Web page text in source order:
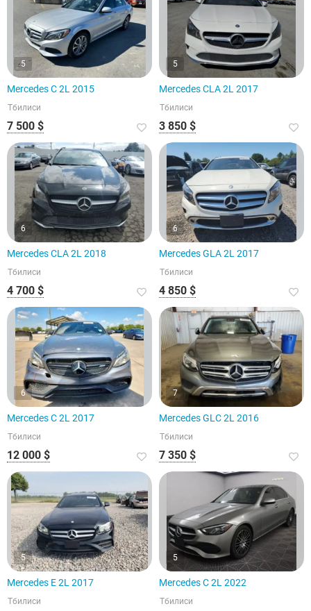
5
Mercedes C 2L 2015
Тбилиси
7 500 $
5
Mercedes CLA 2L 2017
Тбилиси
3 850 $
6
Mercedes CLA 2L 2018
Тбилиси
4 700 $
6
Mercedes GLA 2L 2017
Тбилиси
4 850 $
6
Mercedes C 2L 2017
Тбилиси
12 000 $
7
Mercedes GLC 2L 2016
Тбилиси
7 350 $
5
Mercedes E 2L 2017
Тбилиси
5
Mercedes C 2L 2022
Тбилиси